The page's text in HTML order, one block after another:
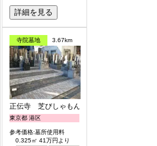
詳細を見る
寺院墓地 3.67km
正伝寺 芝びしゃもん浄苑
東京都 港区
参考価格:墓所使用料
0.325㎡ 41万円より